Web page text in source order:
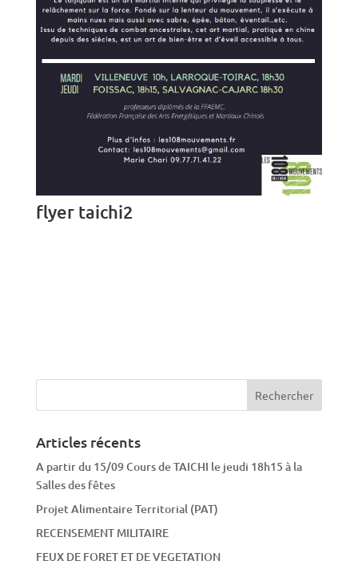
flyer taichi2
Articles récents
A partir du 15/09 Cours de TAICHI le jeudi 18h15 à la
Salles des fêtes
Projet Alimentaire Territorial (PAT)
RECENSEMENT MILITAIRE
FEUX DE FORET ET DE VEGETATION